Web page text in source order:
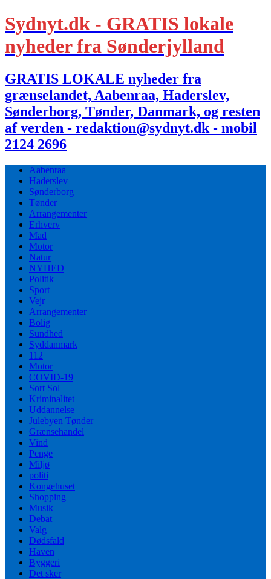
Sydnyt.dk - GRATIS lokale
nyheder fra Sønderjylland
GRATIS LOKALE nyheder fra
grænselandet, Aabenraa, Haderslev,
Sønderborg, Tønder, Danmark, og resten
af verden - redaktion@sydnyt.dk - mobil
2124 2696
Aabenraa
Haderslev
Sønderborg
Tønder
Arrangementer
Erhverv
Mad
Motor
Natur
NYHED
Politik
Sport
Vejr
Arrangementer
Bolig
Sundhed
Syddanmark
112
Motor
COVID-19
Sort Sol
Kriminalitet
Uddannelse
Julebyen Tønder
Grænsehandel
Vind
Penge
Miljø
politi
Kongehuset
Shopping
Musik
Debat
Valg
Dødsfald
Haven
Byggeri
Det sker